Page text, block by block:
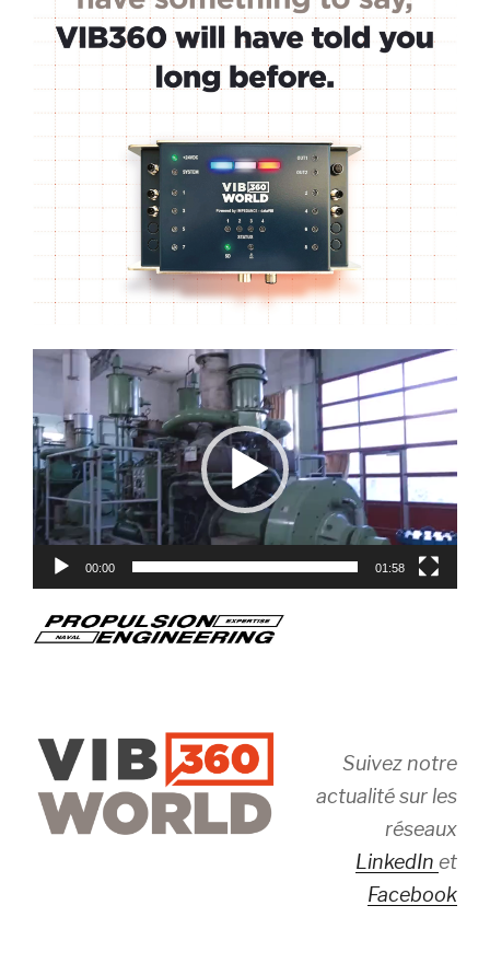
Lecteur
00:00 01:58
Suivez notre
actualité sur les
réseaux
LinkedIn et
Facebook